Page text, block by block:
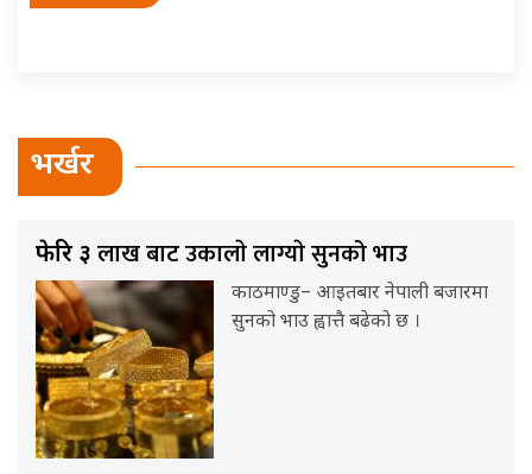
भर्खर
फेरि ३ लाख बाट उकालाे लाग्याे सुनको भाउ
काठमाण्डु– आइतबार नेपाली बजारमा
सुनको भाउ ह्वात्तै बढेको छ ।